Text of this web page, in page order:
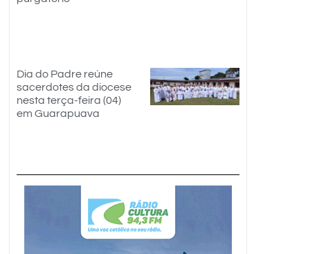
Dia do Padre reúne
sacerdotes da diocese
nesta terça-feira (04)
em Guarapuava